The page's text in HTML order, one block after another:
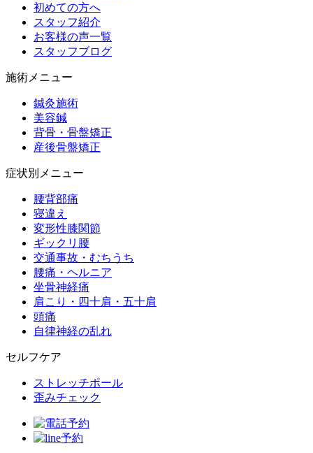
初めての方へ
スタッフ紹介
お客様の声一覧
スタッフブログ
施術メニュー
鍼灸施術
美容鍼
背骨・骨盤矯正
産後骨盤矯正
症状別メニュー
腰背部痛
寝違え
変形性膝関節
ギックリ腰
交通事故・むちうち
腰痛・ヘルニア
坐骨神経痛
肩こり・四十肩・五十肩
頭痛
自律神経の乱れ
セルフケア
ストレッチポール
歪みチェック